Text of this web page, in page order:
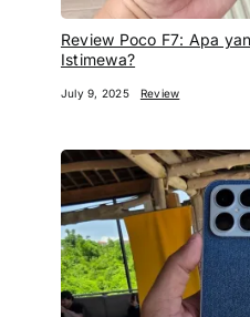
Review Poco F7: Apa
Istimewa?
July 9, 2025 Review